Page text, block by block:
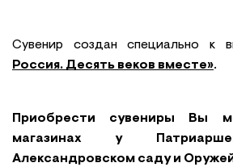
Сувенир создан специально к
Россия. Десять веков вместе».
Приобрести сувениры Вы
магазинах у
Александровском саду и